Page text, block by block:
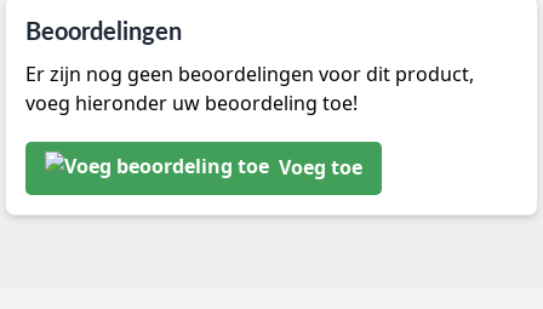
Beoordelingen
Er zijn nog geen beoordelingen voor dit product,
voeg hieronder uw beoordeling toe!
Voeg toe